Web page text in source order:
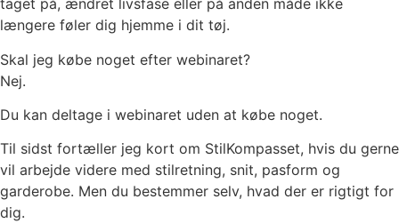
taget på, ændret livsfase eller på anden måde ikke
længere føler dig hjemme i dit tøj.
Skal jeg købe noget efter webinaret?
Nej.
Du kan deltage i webinaret uden at købe noget.
Til sidst fortæller jeg kort om StilKompasset, hvis du gerne
vil arbejde videre med stilretning, snit, pasform og
garderobe. Men du bestemmer selv, hvad der er rigtigt for
dig.